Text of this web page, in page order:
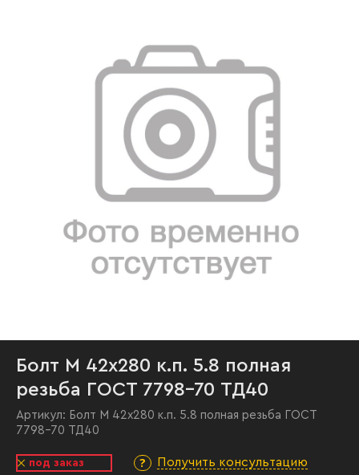
Болт М 42х280 к.п. 5.8 полная
резьба ГОСТ 7798-70 ТД40
Артикул: Болт М 42х280 к.п. 5.8 полная резьба ГОСТ
7798-70 ТД40
под заказ Получить консультацию